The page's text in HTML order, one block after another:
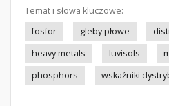
Temat i słowa kluczowe:
fosfor
gleby płowe
heavy metals
luvisols
phosphors
wskaźniki